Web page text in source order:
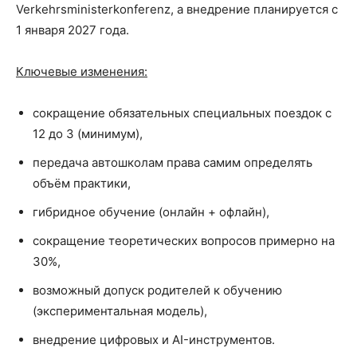
Verkehrsministerkonferenz, а внедрение планируется с
1 января 2027 года.
Ключевые изменения:
сокращение обязательных специальных поездок с
12 до 3 (минимум),
передача автошколам права самим определять
объём практики,
гибридное обучение (онлайн + офлайн),
сокращение теоретических вопросов примерно на
30%,
возможный допуск родителей к обучению
(экспериментальная модель),
внедрение цифровых и AI-инструментов.